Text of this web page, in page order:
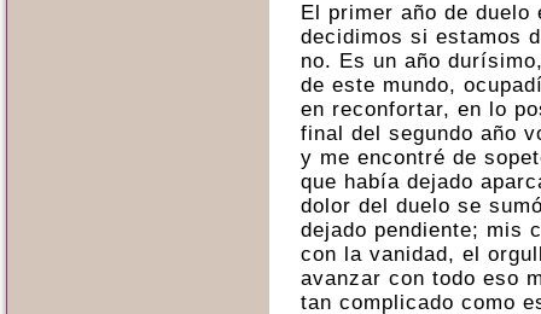
El primer año de
decidimos si estamos
no. Es un año
de este mundo,
en reconfortar, en lo
final del segundo año
y me encontré de
que había dejado
dolor del duelo se
dejado pendiente; mis
con la vanidad, el
avanzar con todo eso
tan complicado como